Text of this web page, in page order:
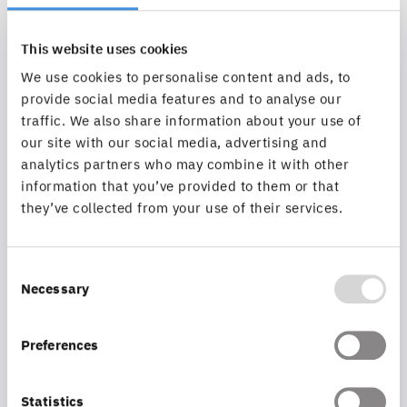
This website uses cookies
We use cookies to personalise content and ads, to
provide social media features and to analyse our
traffic. We also share information about your use of
our site with our social media, advertising and
analytics partners who may combine it with other
information that you’ve provided to them or that
they’ve collected from your use of their services.
Selection
Necessary
Preferences
Statistics
Microservices-Architekturen
Daten- & KI-Plattformen:
Unterstützung für
datengetriebene Use Cases, inklusive
Verarbeitung großer Datenmengen und
Integration von KI-/ML-Workloads
Hohe Verfügbarkeit & Skalierbarkeit:
und dynamische Lastanforderungen
bestehende Enterprise-IT, Hybrid- und Multi-